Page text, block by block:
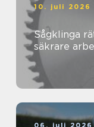
10. juli 2026
Sågklinga rätt val för renare snitt och
säkrare